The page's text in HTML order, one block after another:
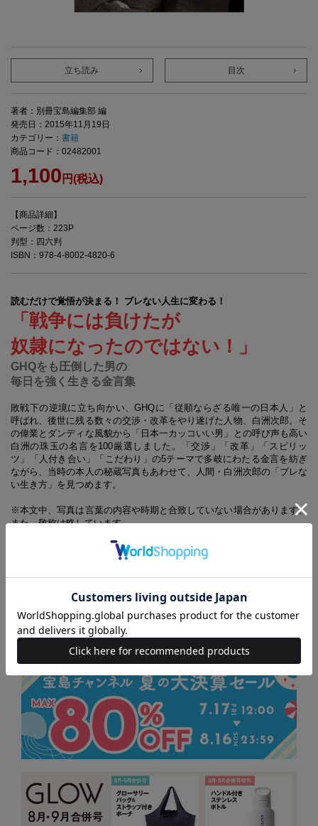
立ち読み 目次
著者：別冊宝島編集部 編
発売日：2015年11月19日
カテゴリー： 書籍
商品コード：02482001
1,100 円(税込)
【商品詳細】
ページ数：223P
判型：四六判
ISBN：978-4-8002-4820-6
読むだけで覚悟が決まる！ ブレない人生に変わる！
「戦争には負けたが
奴隷になったのではない！」
GHQをも圧倒した男の
毎日を強く生きる金言集
敗戦下の逆境に立ち向かい、GHQに「従順ならざる唯一の日本人」と
呼ばれ、後世に残る数々の交渉・改革をやり遂げた人物、白洲次郎。そ
の偉業とダンディな風貌から「日本一カッコいい男」との呼び声も高い
白洲の珠玉の名言を100厳選しました。「交渉」「改革」「スピリッ
ツ」「人付き合い」「こだわり」の5テーマで多岐にわたる金言を紡ぎ
ながら、当時の本人の秘蔵写真もあわせて、人間・白洲次郎の「ブレな
い生き方」を見つめます。
※本文中、写真は言葉の内容や時期と合致していない場合があります。
また、敬称は略しています。
っている場合があります。また、カバー・帯では紙面の都合もあり、さ
らに一部を抜粋・中略してご紹介しているものがあります。